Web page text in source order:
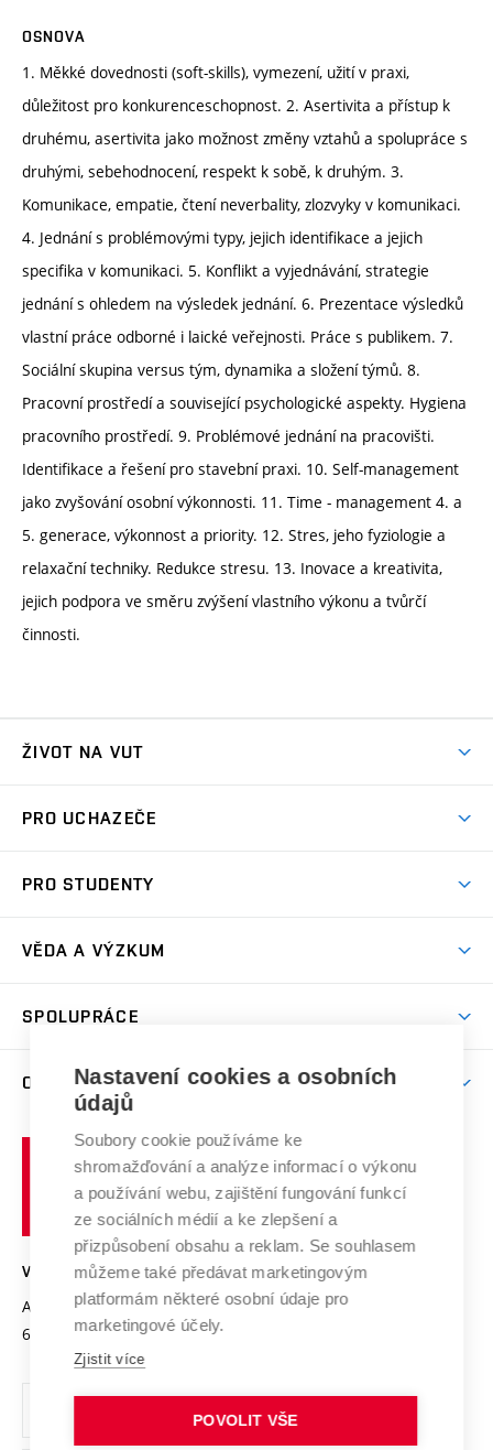
OSNOVA
1. Měkké dovednosti (soft-skills), vymezení, užití v praxi,
důležitost pro konkurenceschopnost. 2. Asertivita a přístup k
druhému, asertivita jako možnost změny vztahů a spolupráce s
druhými, sebehodnocení, respekt k sobě, k druhým. 3.
Komunikace, empatie, čtení neverbality, zlozvyky v komunikaci.
4. Jednání s problémovými typy, jejich identifikace a jejich
specifika v komunikaci. 5. Konflikt a vyjednávání, strategie
jednání s ohledem na výsledek jednání. 6. Prezentace výsledků
vlastní práce odborné i laické veřejnosti. Práce s publikem. 7.
Sociální skupina versus tým, dynamika a složení týmů. 8.
Pracovní prostředí a související psychologické aspekty. Hygiena
pracovního prostředí. 9. Problémové jednání na pracovišti.
Identifikace a řešení pro stavební praxi. 10. Self-management
jako zvyšování osobní výkonnosti. 11. Time - management 4. a
5. generace, výkonnost a priority. 12. Stres, jeho fyziologie a
relaxační techniky. Redukce stresu. 13. Inovace a kreativita,
jejich podpora ve směru zvýšení vlastního výkonu a tvůrčí
činnosti.
ŽIVOT NA VUT
Koleje
Sport na VUT
PRO UCHAZEČE
Dny otevřených dveří
Celoživotní vzdělávání
E-přihláška
PRO STUDENTY
Harmonogram akademického roku
Závěrečné práce
Doktorské studium
Zpracování osobních údajů studentů
Sociální bezpečí
Studium bez bariér
Podpora podnikání
VĚDA A VÝZKUM
Mezinárodní vědecká rada
Systém zajišťování kvality výzkumu
Výzkumné infrastruktury
Transfer znalostí
Open Science
Projekty
Projekty ze strukturálních fondů
Specifický výzkum
SPOLUPRÁCE
Zahraniční spolupráce
Spolupráce se školami
Služby univerzity
Mezinárodní dohody
Univerzitní sítě
O UNIVERZITĚ
Profil univerzity
Udržitelná univerzita
Podnikavá univerzita / ContriBUTe
Bezpečná univerzita
Vyznamenání
Organizační struktura
Ochrana osobních údajů
učení
technické
VYSOKÉ UČENÍ TECHNICKÉ V BRNĚ
Antonínská 548/1
602 00 Brno
www.vut.cz
vut@vutbr.cz
Nastavení cookies a osobních
údajů
Soubory cookie používáme ke
shromažďování a analýze informací o výkonu
a používání webu, zajištění fungování funkcí
ze sociálních médií a ke zlepšení a
přizpůsobení obsahu a reklam. Se souhlasem
můžeme také předávat marketingovým
platformám některé osobní údaje pro
marketingové účely.
Zjistit více
POVOLIT VŠE